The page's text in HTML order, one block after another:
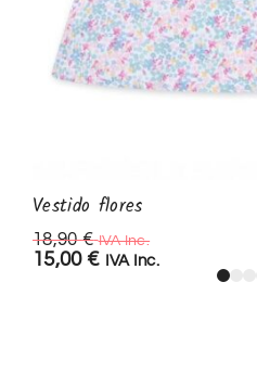
Vestido flores
18,90€ IVA Inc.
15,00 € IVA Inc.